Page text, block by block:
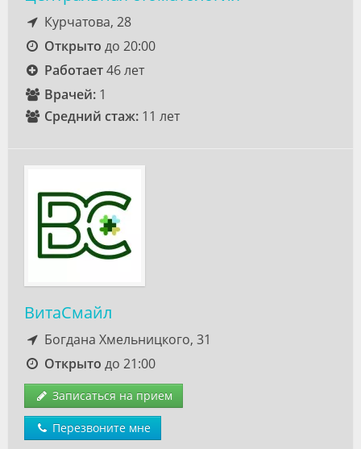
Курчатова, 28
Открыто до 20:00
Работает46 лет
Врачей:1
Средний стаж:11 лет
ВитаСмайл
Богдана Хмельницкого, 31
Открыто до 21:00
Записаться на прием
Перезвоните мне